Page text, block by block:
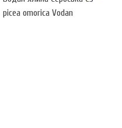
picea omorica Vodan